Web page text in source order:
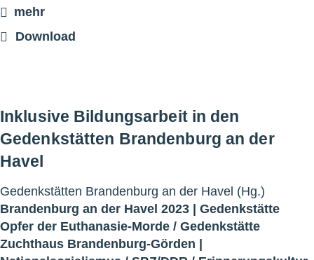
mehr
Download
Inklusive Bildungsarbeit in den
Gedenkstätten Brandenburg an der
Havel
Gedenkstätten Brandenburg an der Havel (Hg.)
Brandenburg an der Havel 2023 | Gedenkstätte
Opfer der Euthanasie-Morde / Gedenkstätte
Zuchthaus Brandenburg-Görden |